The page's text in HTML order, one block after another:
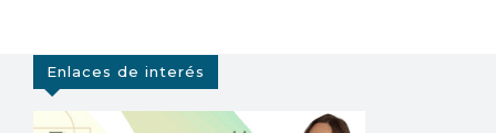
Enlaces de interés